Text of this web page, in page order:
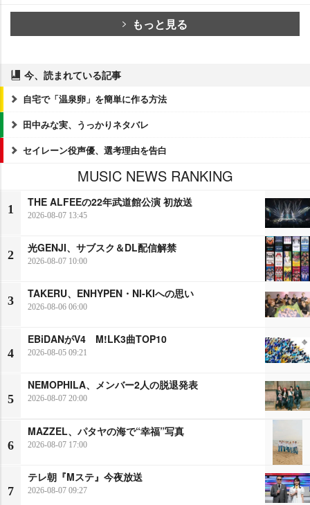
もっと見る
今、読まれている記事
自宅で「温泉卵」を簡単に作る方法
田中みな実、うっかりネタバレ
セイレーン役声優、選考理由を告白
MUSIC NEWS RANKING
1
THE ALFEEの22年武道館公演 初放送
2026-08-07 13:45
2
光GENJI、サブスク＆DL配信解禁
2026-08-07 10:00
3
TAKERU、ENHYPEN・NI-KIへの思い
2026-08-06 06:00
4
EBiDANがV4 M!LK3曲TOP10
2026-08-05 09:21
5
NEMOPHILA、メンバー2人の脱退発表
2026-08-07 20:00
6
MAZZEL、パタヤの海で“幸福”写真
2026-08-07 17:00
7
テレ朝『Mステ』今夜放送
2026-08-07 09:27